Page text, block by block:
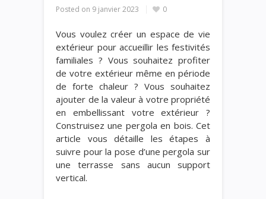
Posted on 9 janvier 2023 0
Vous voulez créer un espace de vie
extérieur pour accueillir les festivités
familiales ? Vous souhaitez profiter
de votre extérieur même en période
de forte chaleur ? Vous souhaitez
ajouter de la valeur à votre propriété
en embellissant votre extérieur ?
Construisez une pergola en bois. Cet
article vous détaille les étapes à
suivre pour la pose d’une pergola sur
une terrasse sans aucun support
vertical.